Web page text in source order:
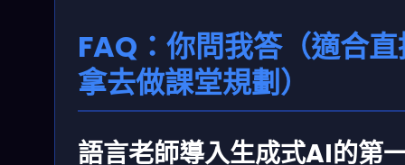
FAQ：你問我答（適合
拿去做課堂規劃）
語言老師導入生成式AI的第